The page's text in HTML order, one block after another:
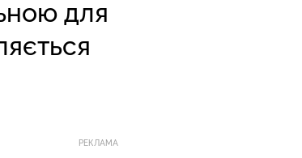
для
РЕКЛАМА